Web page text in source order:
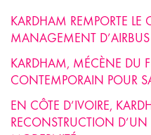
KARDHAM REMPORTE LE
MANAGEMENT D’AIRBUS
KARDHAM, MÉCÈNE DU
CONTEMPORAIN POUR
EN CÔTE D’IVOIRE,
RECONSTRUCTION D’UN